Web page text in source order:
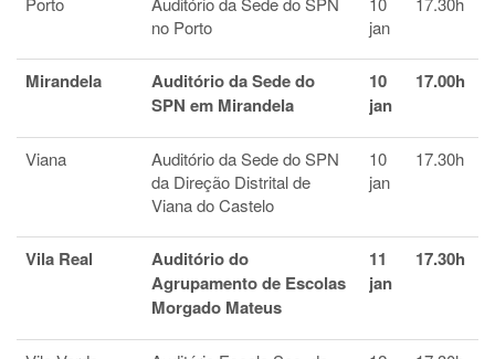
no Porto
jan
Mirandela
Auditório da Sede do
SPN em Mirandela
10
jan
17.00h
Viana
Auditório da Sede do SPN
da Direção Distrital de
Viana do Castelo
10
jan
17.30h
Vila Real
Auditório do
Agrupamento de Escolas
Morgado Mateus
11
jan
17.30h